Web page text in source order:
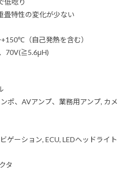
低唸り
畳特性の変化が少ない
（自己発熱を含む）
70V(≧5.6μH)
ポ、AVアンプ、業務用アンプ, カメ
ゲーション, ECU, LEDヘッドライト
タ